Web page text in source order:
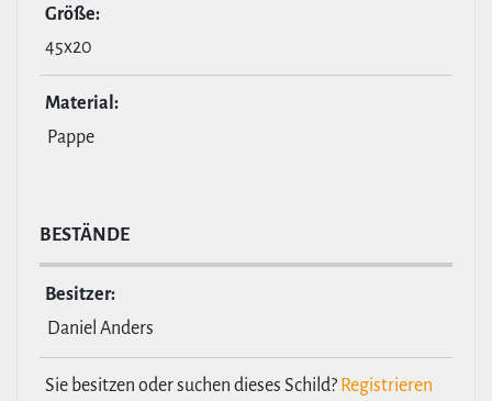
Größe:
45x20
Material:
Pappe
BESTÄNDE
Besitzer:
Daniel Anders
Sie besitzen oder suchen dieses Schild? Registrieren